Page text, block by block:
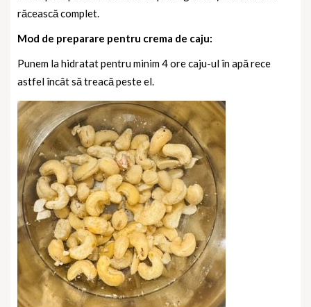
răcească complet.
Mod de preparare pentru crema de caju:
Punem la hidratat pentru minim 4 ore caju-ul în apă rece
astfel încât să treacă peste el.